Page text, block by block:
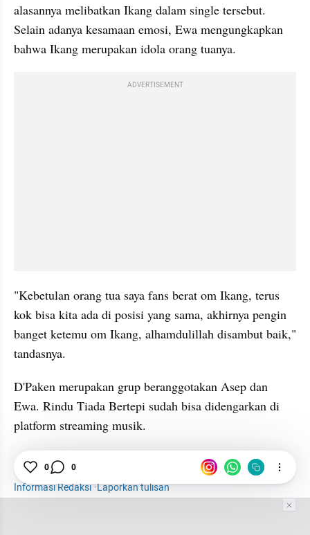
alasannya melibatkan Ikang dalam single tersebut.
Selain adanya kesamaan emosi, Ewa mengungkapkan
bahwa Ikang merupakan idola orang tuanya.
ADVERTISEMENT
"Kebetulan orang tua saya fans berat om Ikang, terus
kok bisa kita ada di posisi yang sama, akhirnya pengin
banget ketemu om Ikang, alhamdulillah disambut baik,"
tandasnya.
D'Paken merupakan grup beranggotakan Asep dan
Ewa. Rindu Tiada Bertepi sudah bisa didengarkan di
platform streaming musik.
Hiburan
Single
Informasi Redaksi·Laporkan tulisan
0 0